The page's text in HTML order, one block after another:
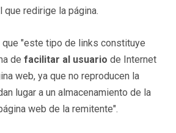
redirige la página.
que "este tipo de links constituye
de facilitar al usuario de Internet
web, ya que no reproducen la
lugar a un almacenamiento de la
web de la remitente".